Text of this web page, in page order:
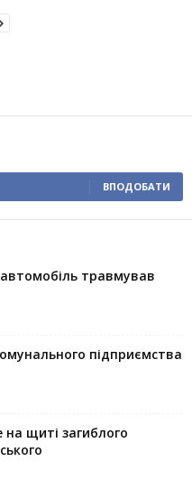
ВПОДОБАТИ
травмував
підприємства
на щиті загиблого